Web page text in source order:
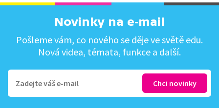
Novinky na e-mail
Pošleme vám, co nového se děje ve světě edu.
Nová videa, témata, funkce a další.